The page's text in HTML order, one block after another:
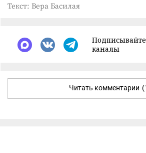
Текст: Вера Басилая
каналы
Читать комментарии